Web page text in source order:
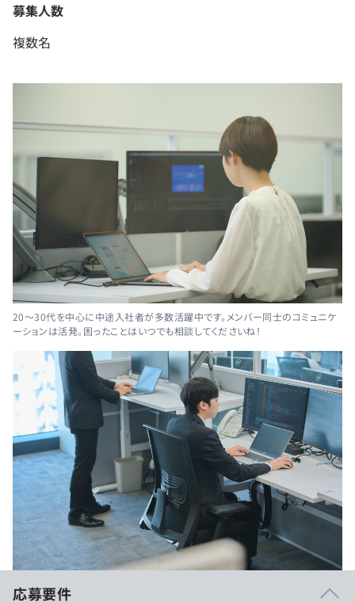
募集人数
複数名
20～30代を中心に中途入社者が多数活躍中です。メンバー同士のコミュニケ
ーションは活発。困ったことはいつでも相談してくださいね！
応募要件